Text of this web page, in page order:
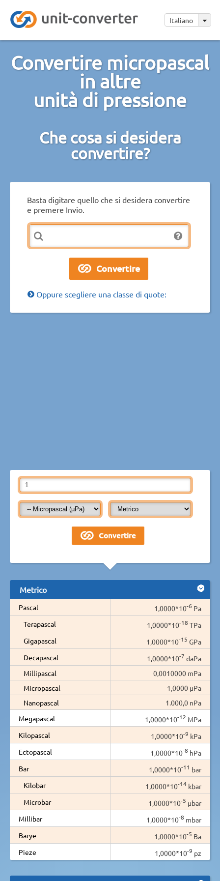
Italiano
Convertire micropascal
in altre
unità di pressione
Che cosa si desidera
convertire?
Basta digitare quello che si desidera convertire
e premere Invio.
Oppure scegliere una classe di quote:
Metrico
Pascal 1,0000*10-6 Pa
Terapascal
1,0000*10-18 TPa
Gigapascal
1,0000*10-15 GPa
Decapascal
1,0000*10-7 daPa
Millipascal
0,0010000 mPa
Micropascal
1,0000 µPa
Nanopascal
1.000,0 nPa
Megapascal
1,0000*10-12 MPa
Kilopascal
1,0000*10-9 kPa
Ectopascal
1,0000*10-8 hPa
Bar
1,0000*10-11 bar
Kilobar
1,0000*10-14 kbar
Microbar
1,0000*10-5 µbar
Millibar
1,0000*10-8 mbar
Barye
1,0000*10-5 Ba
Pieze
1,0000*10-9 pz